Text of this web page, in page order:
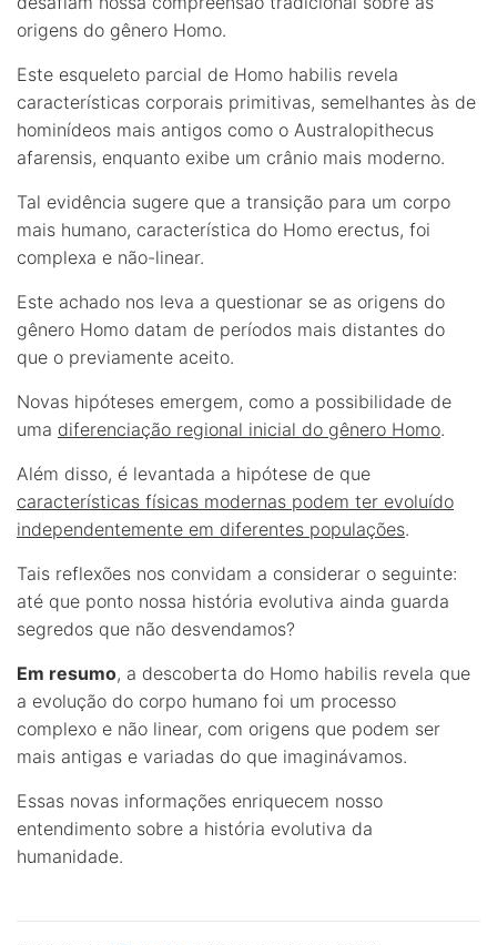
origens do gênero Homo.
Este esqueleto parcial de Homo habilis revela
características corporais primitivas, semelhantes às de
hominídeos mais antigos como o Australopithecus
afarensis, enquanto exibe um crânio mais moderno.
Tal evidência sugere que a transição para um corpo
mais humano, característica do Homo erectus, foi
complexa e não-linear.
Este achado nos leva a questionar se as origens do
gênero Homo datam de períodos mais distantes do
que o previamente aceito.
Novas hipóteses emergem, como a possibilidade de
uma diferenciação regional inicial do gênero Homo.
Além disso, é levantada a hipótese de que
características físicas modernas podem ter evoluído
independentemente em diferentes populações.
Tais reflexões nos convidam a considerar o seguinte:
até que ponto nossa história evolutiva ainda guarda
segredos que não desvendamos?
Em resumo, a descoberta do Homo habilis revela que
a evolução do corpo humano foi um processo
complexo e não linear, com origens que podem ser
mais antigas e variadas do que imaginávamos.
Essas novas informações enriquecem nosso
entendimento sobre a história evolutiva da
humanidade.